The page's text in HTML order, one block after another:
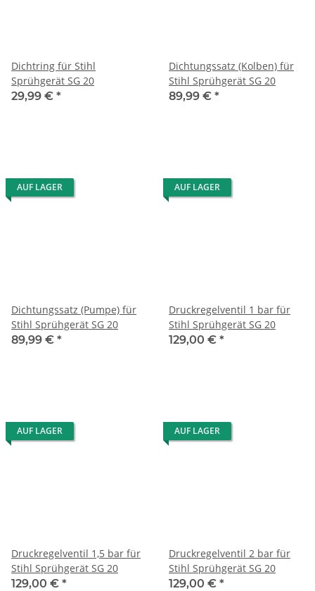
Dichtring für Stihl
Sprühgerät SG 20
29,99 € *
Dichtungssatz (Kolben) für
Stihl Sprühgerät SG 20
89,99 € *
AUF LAGER
Dichtungssatz (Pumpe) für
Stihl Sprühgerät SG 20
89,99 € *
AUF LAGER
Druckregelventil 1 bar für
Stihl Sprühgerät SG 20
129,00 € *
AUF LAGER
Druckregelventil 1,5 bar für
Stihl Sprühgerät SG 20
129,00 € *
AUF LAGER
Druckregelventil 2 bar für
Stihl Sprühgerät SG 20
129,00 € *